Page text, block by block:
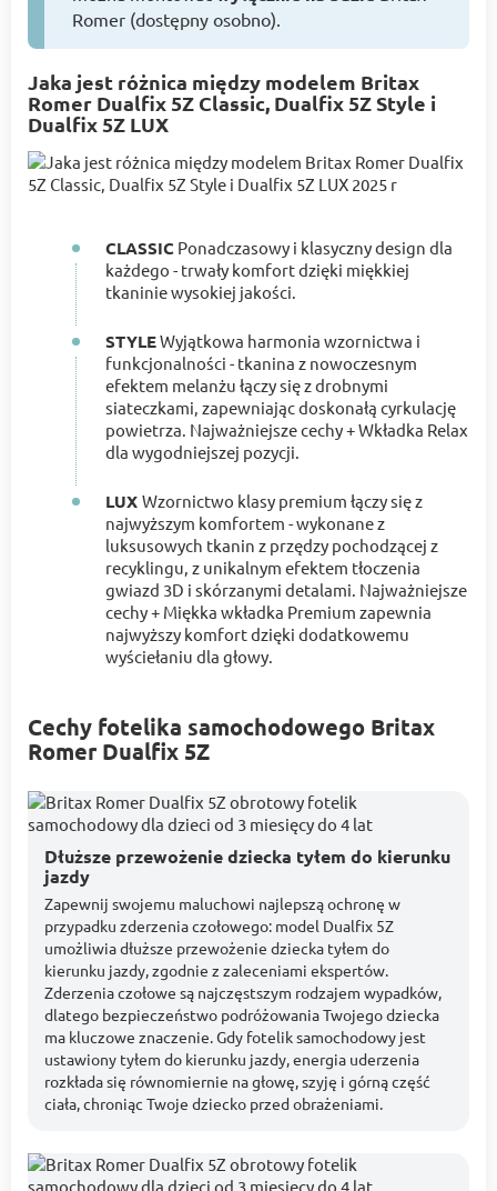
Romer (dostępny osobno).
Jaka jest różnica między modelem Britax
Romer Dualfix 5Z Classic, Dualfix 5Z Style і
Dualfix 5Z LUX
CLASSIC Ponadczasowy i klasyczny design dla
każdego - trwały komfort dzięki miękkiej
tkaninie wysokiej jakości.
STYLEWyjątkowa harmonia wzornictwa i
funkcjonalności - tkanina z nowoczesnym
efektem melanżu łączy się z drobnymi
siateczkami, zapewniając doskonałą cyrkulację
powietrza. Najważniejsze cechy + Wkładka Relax
dla wygodniejszej pozycji.
LUX Wzornictwo klasy premium łączy się z
najwyższym komfortem - wykonane z
luksusowych tkanin z przędzy pochodzącej z
recyklingu, z unikalnym efektem tłoczenia
gwiazd 3D i skórzanymi detalami. Najważniejsze
cechy + Miękka wkładka Premium zapewnia
najwyższy komfort dzięki dodatkowemu
wyściełaniu dla głowy.
Cechy fotelika samochodowego Britax
Romer Dualfix 5Z
Dłuższe przewożenie dziecka tyłem do kierunku
jazdy
Zapewnij swojemu maluchowi najlepszą ochronę w
przypadku zderzenia czołowego: model Dualfix 5Z
umożliwia dłuższe przewożenie dziecka tyłem do
kierunku jazdy, zgodnie z zaleceniami ekspertów.
Zderzenia czołowe są najczęstszym rodzajem wypadków,
dlatego bezpieczeństwo podróżowania Twojego dziecka
ma kluczowe znaczenie. Gdy fotelik samochodowy jest
ustawiony tyłem do kierunku jazdy, energia uderzenia
rozkłada się równomiernie na głowę, szyję i górną część
ciała, chroniąc Twoje dziecko przed obrażeniami.